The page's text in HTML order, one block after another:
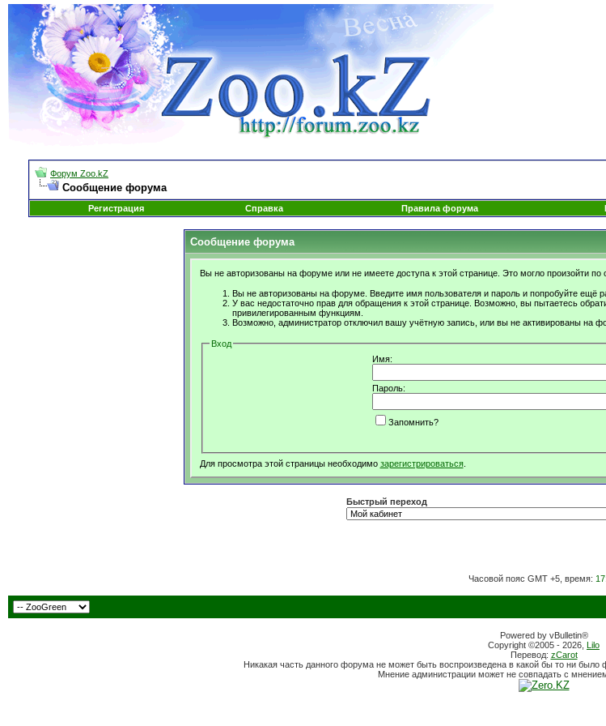
Форум Zoo.kZ
Сообщение форума
Регистрация
Справка Правила форума
Сообщение форума
Вы не авторизованы на форуме или не имеете доступа к этой странице. Это могло произойти по
Вы не авторизованы на форуме. Введите имя пользователя и пароль и попробуйте ещё
У вас недостаточно прав для обращения к этой странице. Возможно, вы пытаетесь
привилегированным функциям.
Возможно, администратор отключил вашу учётную запись, или вы не активированы на
Вход
Имя:
Пароль:
Запомнить?
Для просмотра этой страницы необходимо зарегистрироваться.
Быстрый переход
Часовой пояс GMT +5, время:
Powered by vBulletin®
Copyright ©2005 - 2026, Lilo
Перевод: zCarot
Никакая часть данного форума не может быть воспроизведена в какой бы то ни
Мнение администрации может не совпадать с